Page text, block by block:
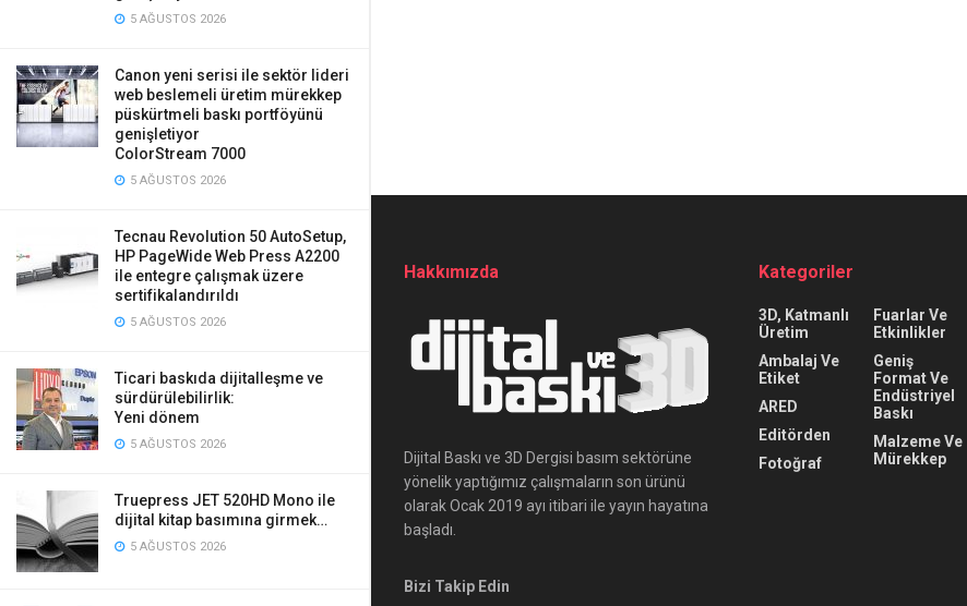
5 AĞUSTOS 2026
Canon yeni serisi ile sektör lideri
web beslemeli üretim mürekkep
püskürtmeli baskı portföyünü
genişletiyor
ColorStream 7000
5 AĞUSTOS 2026
Tecnau Revolution 50 AutoSetup,
HP PageWide Web Press A2200
ile entegre çalışmak üzere
sertifikalandırıldı
5 AĞUSTOS 2026
Ticari baskıda dijitalleşme ve
sürdürülebilirlik:
Yeni dönem
5 AĞUSTOS 2026
Truepress JET 520HD Mono ile
dijital kitap basımına girmek…
5 AĞUSTOS 2026
Hakkımızda
Dijital Baskı ve 3D Dergisi basım sektörüne
yönelik yaptığımız çalışmaların son ürünü
olarak Ocak 2019 ayı itibari ile yayın hayatına
başladı.
Bizi Takip Edin
Kategoriler
3D, Katmanlı
Üretim
Ambalaj Ve
Etiket
ARED
Editörden
Fotoğraf
Fuarlar Ve
Etkinlikler
Geniş
Format Ve
Endüstriyel
Baskı
Malzeme Ve
Mürekkep